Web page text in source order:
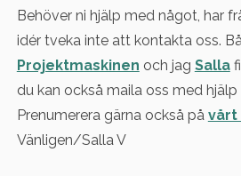
Behöver ni hjälp med något, har
idér tveka inte att kontakta oss.
Projektmaskinen och jag Salla
du kan också maila oss med
Prenumerera gärna också på vårt
Vänligen/Salla V